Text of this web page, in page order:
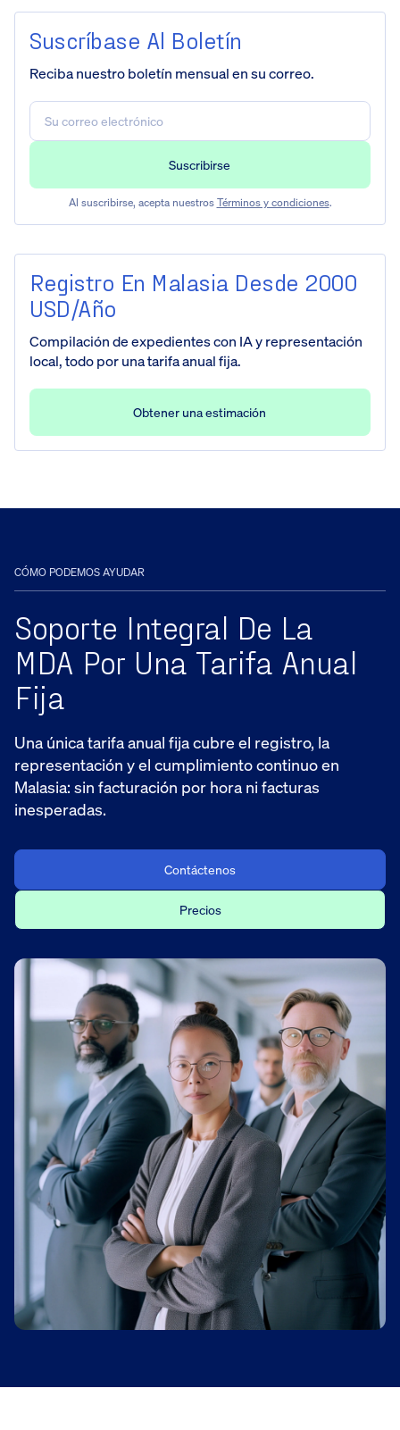
Suscríbase Al Boletín
Reciba nuestro boletín mensual en su correo.
Al suscribirse, acepta nuestros Términos y condiciones.
Registro En Malasia Desde 2000
USD/año
Compilación de expedientes con IA y representación
local, todo por una tarifa anual fija.
Obtener una estimación
CÓMO PODEMOS AYUDAR
Soporte Integral De La
MDA Por Una Tarifa Anual
Fija
Una única tarifa anual fija cubre el registro, la
representación y el cumplimiento continuo en
Malasia: sin facturación por hora ni facturas
inesperadas.
Contáctenos
Precios